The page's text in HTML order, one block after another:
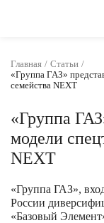
Главная
Статьи
«Группа ГАЗ»
семейства NEXT
«Группа
модели
NEXT
«Группа ГАЗ»,
России
«Базовый